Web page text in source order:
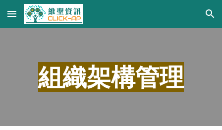
Skip to main content Skip to navigation
組織架構管理